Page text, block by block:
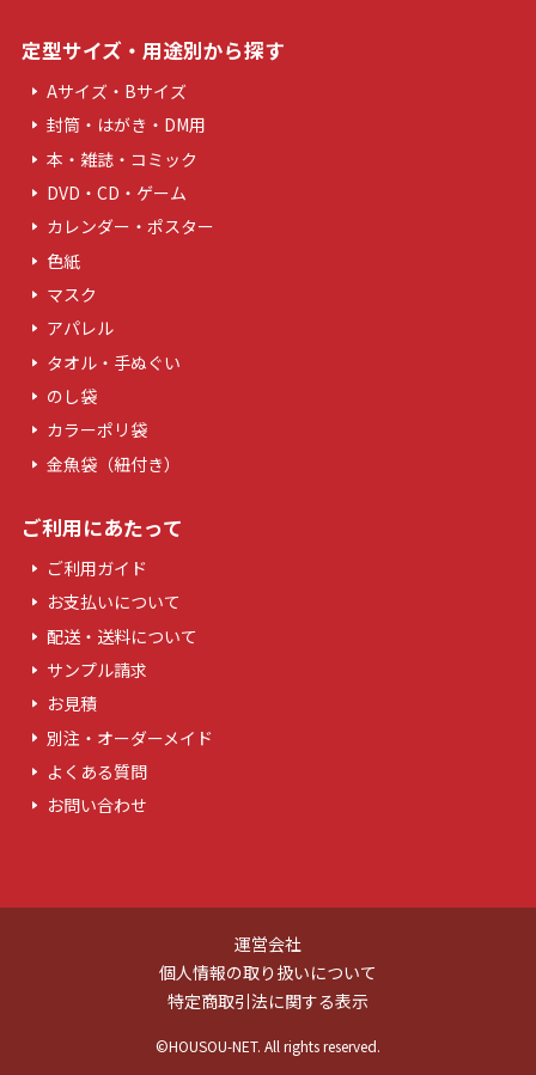
定型サイズ・用途別から探す
Aサイズ・Bサイズ
封筒・はがき・DM用
本・雑誌・コミック
DVD・CD・ゲーム
カレンダー・ポスター
色紙
マスク
アパレル
タオル・手ぬぐい
のし袋
カラーポリ袋
金魚袋（紐付き）
ご利用にあたって
ご利用ガイド
お支払いについて
配送・送料について
サンプル請求
お見積
別注・オーダーメイド
よくある質問
お問い合わせ
運営会社
個人情報の取り扱いについて
特定商取引法に関する表示
©HOUSOU-NET. All rights reserved.